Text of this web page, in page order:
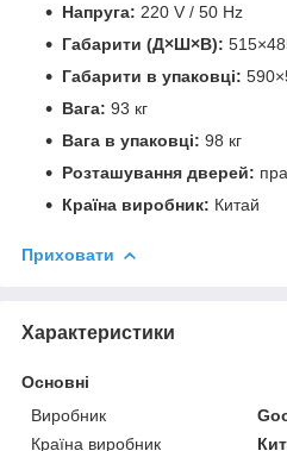
Напруга: 220 V / 50 Hz
Габарити (Д×Ш×В):
Габарити в упаковці:
Вага: 93 кг
Вага в упаковці: 98 кг
Розташування дверей:
Країна виробник: Китай
Приховати
Характеристики
Основні
Виробник
Країна виробник